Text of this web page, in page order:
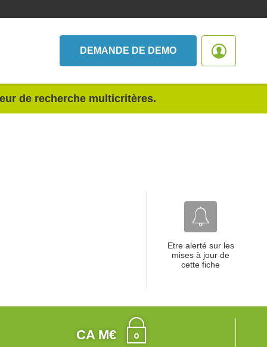
DEMANDE DE DEMO
de recherche multicritères.
Etre alerté sur les
mises à jour de
cette fiche
CA M€